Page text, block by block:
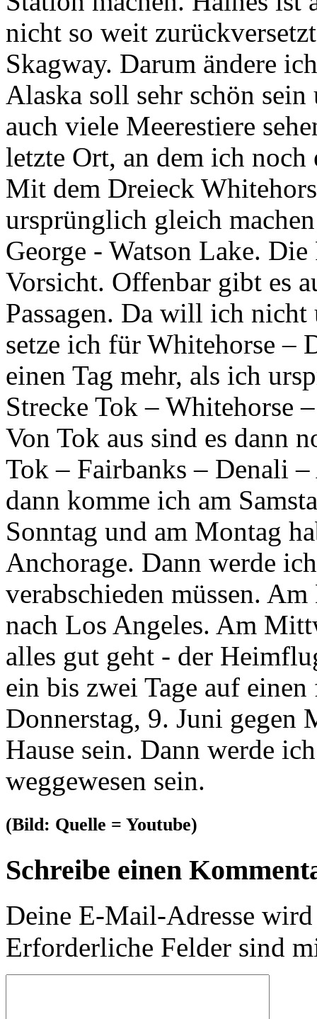
nicht so weit
Skagway. Darum ändere
Alaska soll sehr schön
auch viele Meerestiere
letzte Ort, an dem ich
Mit dem Dreieck
ursprünglich gleich
George - Watson Lake.
Vorsicht. Offenbar gibt es
Passagen. Da will ich
setze ich für Whitehorse –
einen Tag mehr, als ich
Strecke Tok – Whitehorse
Von Tok aus sind es dann
Tok – Fairbanks – Denali
dann komme ich am
Sonntag und am Montag
Anchorage. Dann werde
verabschieden müssen.
nach Los Angeles. Am
alles gut geht - der
ein bis zwei Tage auf
Donnerstag, 9. Juni gegen
Hause sein. Dann werde
weggewesen sein.
(Bild: Quelle = Youtube)
Schreibe einen
Deine E-Mail-Adresse
Erforderliche Felder sind